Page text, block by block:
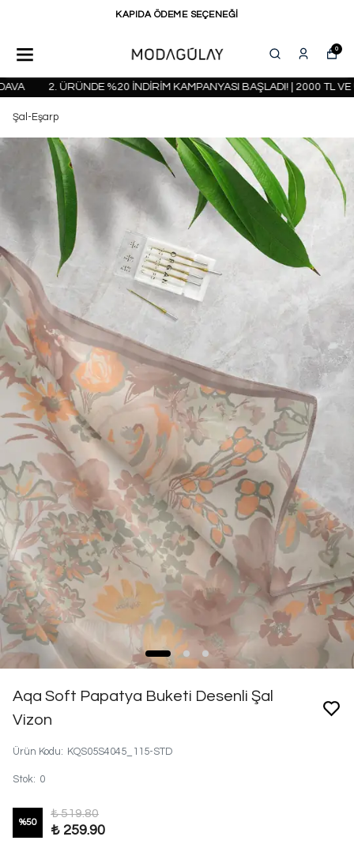
KAPIDA ÖDEME SEÇENEĞİ
0
2. ÜRÜNDE %20 İNDİRİM KAMPANYASI BAŞLADI! | 2000 TL VE
Şal-Eşarp
Aqa Soft Papatya Buketi Desenli Şal
Vizon
Ürün Kodu: KQS05S4045_115-STD
Stok: 0
%50
₺ 519.80
₺ 259.90